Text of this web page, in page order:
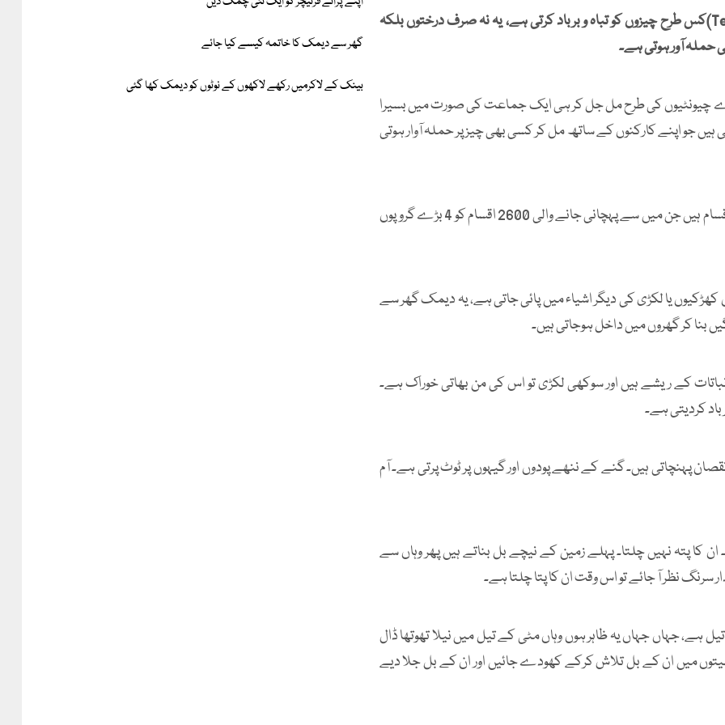
یہ بات اکثر ہمارے مشاہدے میں آتی ہے کہ دیمک (Termite)کس طرح چیزوں کو تباہ و برباد کرتی ہے، یہ نہ صرف درختوں بلکہ
حملہ آور ہوتی ہے۔
چیونٹیوں کی طرح مل جل کر ہی ایک جماعت کی صورت میں بسیرا
ہیں جو اپنے کارکنوں کے ساتھ مل کر کسی بھی چیز پر حملہ آوار ہوتی
ماہرین نباتات کے مطابق دیمک کی دنیا بھر میں 4 ہزار سے زائد اقسام ہیں جن میں سے پہچانی جانے والی 2600 اقسام کو 4 بڑے گروپوں
یا لکڑی کی دیگر اشیاء میں پائی جاتی ہے، یہ دیمک گھر سے
بنا کر گھروں میں داخل ہوجاتی ہیں۔
کے ریشے ہیں اور سوکھی لکڑی تو اس کی من بھاتی خوراک ہے۔
کردیتی ہے۔
ہیں۔ گنے کے ننھے پودوں اور گیہوں پر ٹوٹ پرتی ہے۔ آم
پتہ نہیں چلتا۔ پہلے زمین کے نیچے بل بناتے ہیں پھر وہاں سے
نظر آ جائے تو اس وقت ان کا پتا چلتا ہے۔
جہاں جہاں یہ ظاہر ہوں وہاں مٹی کے تیل میں نیلا تھوتھا ڈال
میں ان کے بل تلاش کرکے کھودے جائیں اور ان کے بل جلا دیے
گھر سے دیمک کا خاتمہ کیسے کیا جائے
بینک کے لاکرمیں رکھے لاکھوں کے نوٹوں کو دیمک کھا گئی